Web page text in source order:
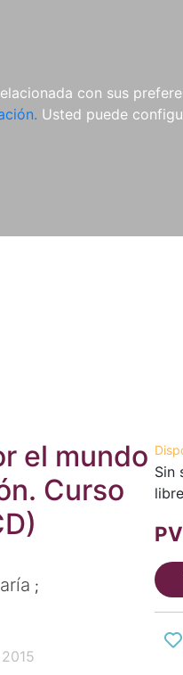
con sus
Usted puede
MATERIAL
COMPLEMENTARIO
el mundo
Curso
;
Sin